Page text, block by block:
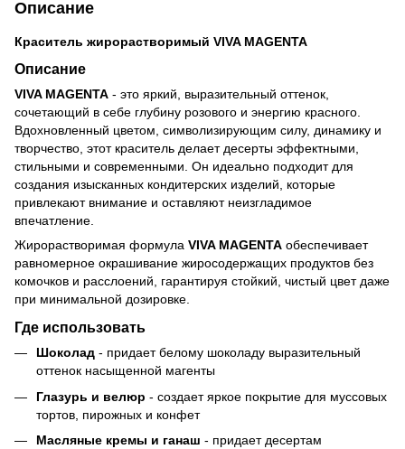
Описание
Краситель жирорастворимый VIVA MAGENTA
Описание
VIVA MAGENTA - это яркий, выразительный оттенок,
сочетающий в себе глубину розового и энергию красного.
Вдохновленный цветом, символизирующим силу, динамику и
творчество, этот краситель делает десерты эффектными,
стильными и современными. Он идеально подходит для
создания изысканных кондитерских изделий, которые
привлекают внимание и оставляют неизгладимое
впечатление.
Жирорастворимая формула VIVA MAGENTA обеспечивает
равномерное окрашивание жиросодержащих продуктов без
комочков и расслоений, гарантируя стойкий, чистый цвет даже
при минимальной дозировке.
Где использовать
Шоколад - придает белому шоколаду выразительный
оттенок насыщенной магенты
Глазурь и велюр - создает яркое покрытие для муссовых
тортов, пирожных и конфет
Масляные кремы и ганаш - придает десертам